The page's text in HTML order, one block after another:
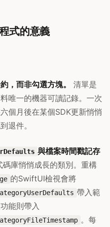
式的意義
，而非勾選方塊。
清單是
唯一的機器可讀記錄。一次
個月後在某個SDK更新悄悄
退件。
與檔案時間戳記存
庫悄悄成長的類別。重構
的SwiftUI檢視會將
帶入範
能則帶入
。每